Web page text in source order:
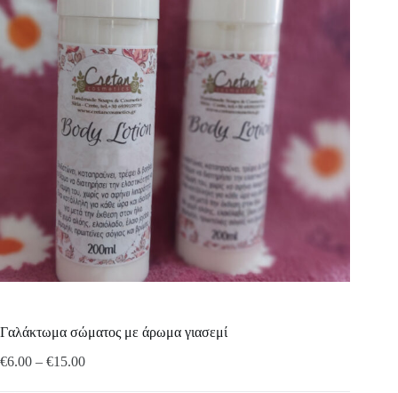
Γαλάκτωμα σώματος με άρωμα γιασεμί
€6.00 – €15.00Price